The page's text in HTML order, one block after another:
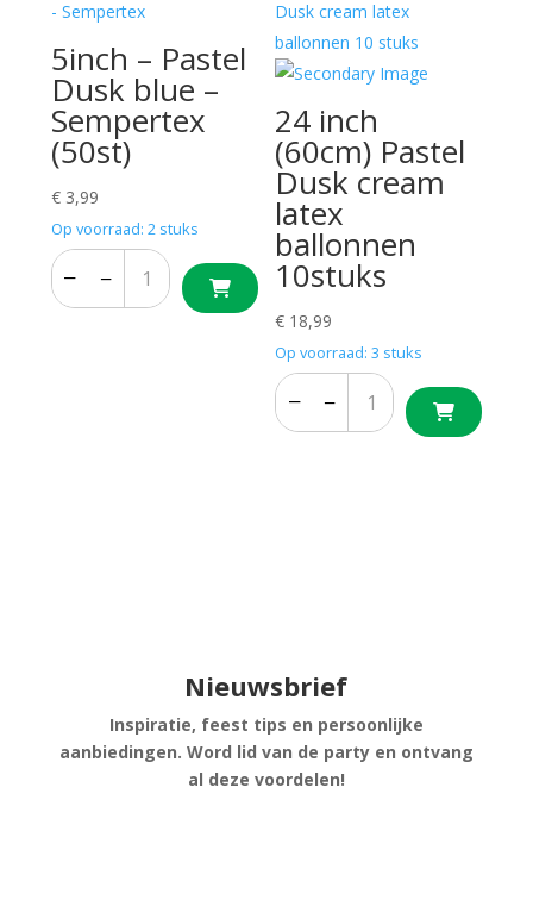
5inch – Pastel
Dusk blue –
Sempertex
(50st)
€3,99
Op voorraad: 2 stuks
− − + +
24 inch
(60cm) Pastel
Dusk cream
latex
ballonnen
10stuks
€ 18,99
Op voorraad: 3 stuks
− − + +
Nieuwsbrief
Inspiratie, feest tips en persoonlijke
aanbiedingen. Word lid van de party en ontvang
al deze voordelen!